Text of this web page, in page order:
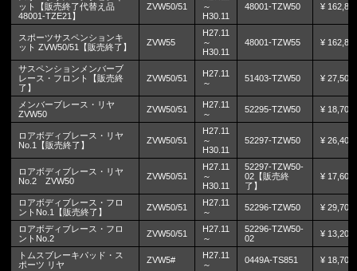
ット【販売終了代替え品
48001-TZE21】
ZVW50/51
～
H30.11
48001-TZW50 ¥
スポーツサスペンションキ
ット ZVW50/51【販売終了】
ZVW55
H27.11
～
H30.11
48001-TZW55 ¥
サスペンションメンバーブ
レース・フロント【販売終
了】
ZVW50/51
H27.11
～
51403-TZW50 ¥ 27,500
メンバーブレース・リヤ
ZVW50
ZVW50/51
H27.11
～
52295-TZW50 ¥ 18,700
ロアボディブレース・リヤ
No.1【販売終了】
ZVW50/51
H27.11
～
H30.11
52297-TZW50 ¥ 26,400
ロアボディブレース・リヤ
No.2 ZVW50
ZVW50/51
H27.11
～
H30.11
52297-TZW50-
02【販売終
了】
¥ 17,600
ロアボディブレース・フロ
ントNo.1【販売終了】
ZVW50/51
H27.11
～
52296-TZW50 ¥ 29,700
ロアボディブレース・フロ
ントNo.2
ZVW50/51
H27.11
～
52296-TZW50-
02
¥ 13,200
トムスブレーキパッド・ス
ポーツ リヤ
ZVW5#
H27.11
～
0449A-TS851 ¥ 18,700